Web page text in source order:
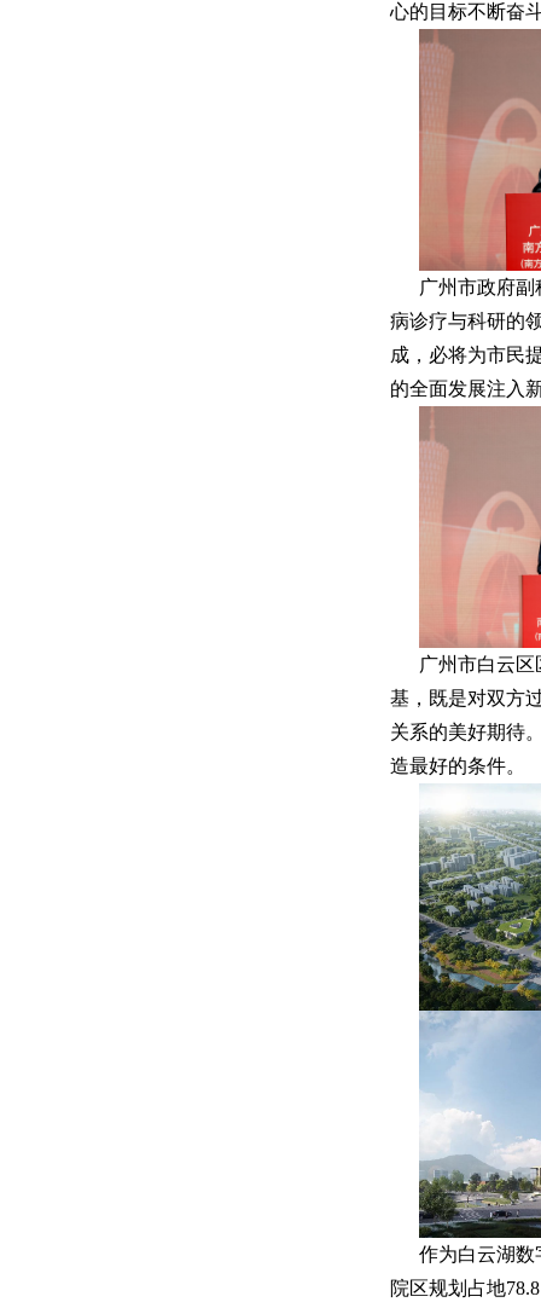
心的目标不断奋
广州市政府
病诊疗与科研的
成，必将为市民
的全面发展注入
广州市白云
基，既是对双方
关系的美好期待
造最好的条件。
作为白云湖
院区规划占地